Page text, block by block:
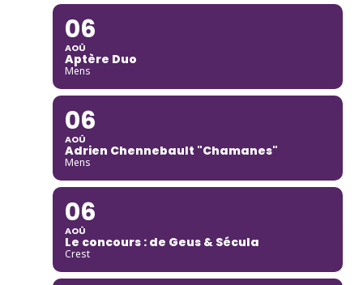
06
AOÛ
Aptère Duo
Mens
06
AOÛ
Adrien Chennebault "Chamanes"
Mens
06
AOÛ
Le concours : de Geus & Sécula
Crest